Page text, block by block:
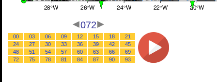
072
00 03 06 09 12 15 18
21
24
27 30 33 36 39 42
45
48
51 54 57 60 63 66
69
72
75 78 81 84 87 90 93